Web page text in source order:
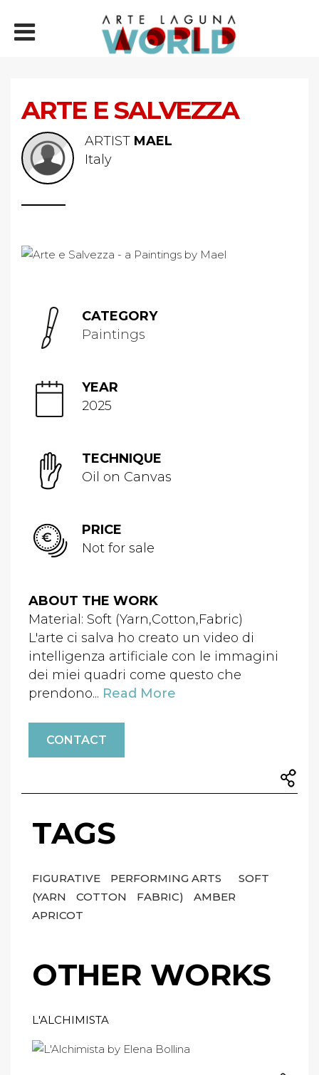
ARTE E SALVEZZA
ARTIST MAEL
Italy
CATEGORY
Paintings
YEAR
2025
TECHNIQUE
Oil on Canvas
PRICE
Not for sale
ABOUT THE WORK
Material: Soft (Yarn,Cotton,Fabric)
L'arte ci salva ho creato un video di
intelligenza artificiale con le immagini
dei miei quadri come questo che
prendono... Read More
CONTACT
TAGS
FIGURATIVE PERFORMING ARTS
SOFT
(YARN
COTTON FABRIC)
AMBER
APRICOT
OTHER WORKS
L'ALCHIMISTA